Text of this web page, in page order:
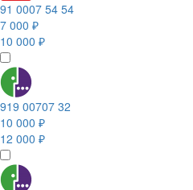
91 0007 54 54
7 000 ₽
10 000 ₽
919 00707 32
10 000 ₽
12 000 ₽